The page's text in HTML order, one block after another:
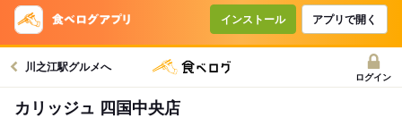
インストール アプリで開く
川之江駅グルメへ
ログイン
カリッジュ 四国中央店